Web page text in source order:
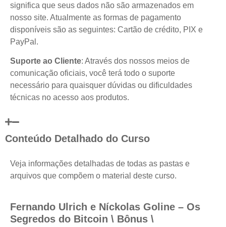
significa que seus dados não são armazenados em
nosso site. Atualmente as formas de pagamento
disponíveis são as seguintes: Cartão de crédito, PIX e
PayPal.
Suporte ao Cliente: Através dos nossos meios de
comunicação oficiais, você terá todo o suporte
necessário para quaisquer dúvidas ou dificuldades
técnicas no acesso aos produtos.
Conteúdo Detalhado do Curso
Veja informações detalhadas de todas as pastas e
arquivos que compõem o material deste curso.
Fernando Ulrich e Níckolas Goline – Os
Segredos do Bitcoin \ Bônus \